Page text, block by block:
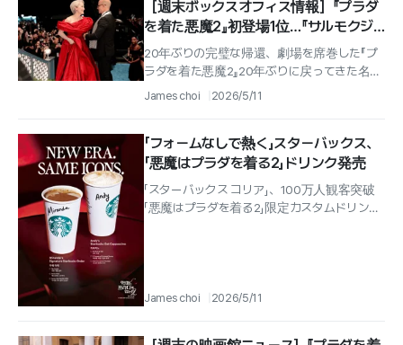
［週末ボックスオフィス情報］『プラダ
を着た悪魔2』初登場1位…『サルモクジ』
歴代ホラー2位
20年ぶりの完璧な帰還、劇場を席巻した『プ
ラダを着た悪魔2』20年ぶりに戻ってきた名作
のカムバックに、映画館は熱い反響を見せた.
James choi 2026/5/11
「フォームなしで熱く」スターバックス、
「悪魔はプラダを着る2」ドリンク発売
「スターバックス コリア」、100万人観客突破
「悪魔はプラダを着る2」限定カスタムドリンク
James choi 2026/5/11